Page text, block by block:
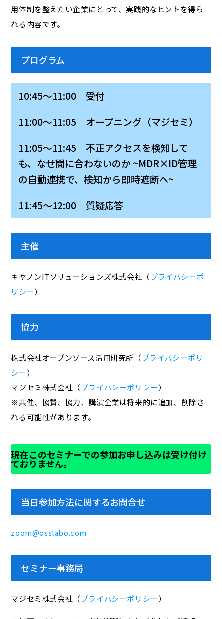
用体制を整えたい企業にとって、実践的なヒントを得ら
れる内容です。
プログラム
10:45～11:00 受付
11:00～11:05 オープニング（マジセミ）
11:05～11:45 不正アクセスを検知して
も、なぜ間に合わないのか ~MDR×ID管理
の自動連携で、検知から即時遮断へ~
11:45～12:00 質疑応答
主催
キヤノンITソリューションズ株式会社（プライバシーポ
リシー）
協力
株式会社オープンソース活用研究所（プライバシーポリ
シー）
マジセミ株式会社（プライバシーポリシー）
※共催、協賛、協力、講演企業は将来的に追加、削除さ
れる可能性があります。
現在このセミナーでの参加お申し込みは受け付け
ておりません。
当日参加方法に関するお問合せ
zoom@osslabo.com
セミナー事務局
マジセミ株式会社（プライバシーポリシー）